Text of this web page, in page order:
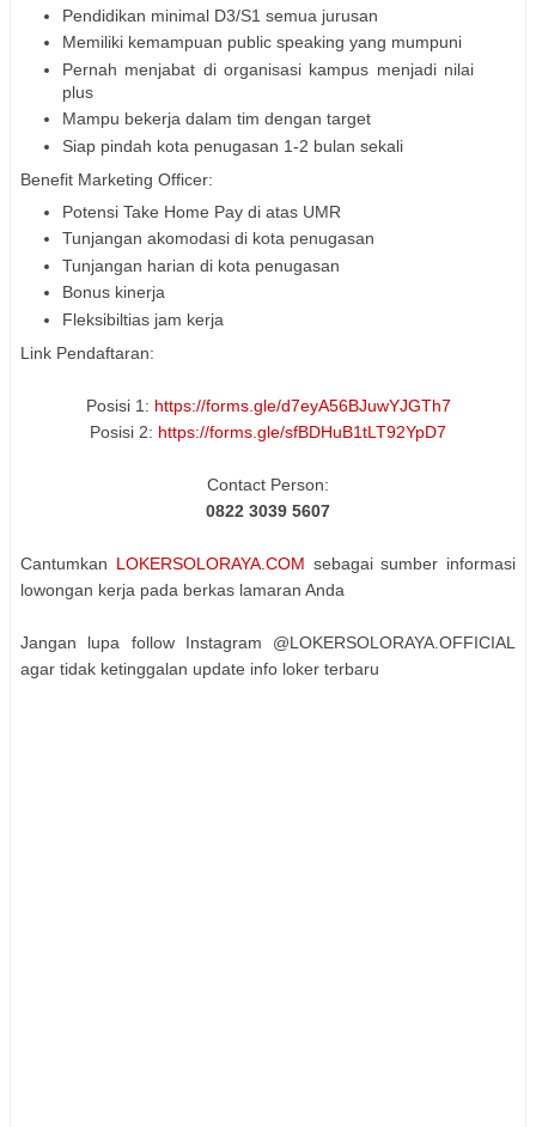
Pendidikan minimal D3/S1 semua jurusan
Memiliki kemampuan public speaking yang mumpuni
Pernah menjabat di organisasi kampus menjadi nilai
plus
Mampu bekerja dalam tim dengan target
Siap pindah kota penugasan 1-2 bulan sekali
Benefit Marketing Officer:
Potensi Take Home Pay di atas UMR
Tunjangan akomodasi di kota penugasan
Tunjangan harian di kota penugasan
Bonus kinerja
Fleksibiltias jam kerja
Link Pendaftaran:
Posisi 1: https://forms.gle/d7eyA56BJuwYJGTh7
Posisi 2: https://forms.gle/sfBDHuB1tLT92YpD7
Contact Person:
0822 3039 5607
Cantumkan LOKERSOLORAYA.COM sebagai sumber informasi
lowongan kerja pada berkas lamaran Anda
Jangan lupa follow Instagram @LOKERSOLORAYA.OFFICIAL
agar tidak ketinggalan update info loker terbaru